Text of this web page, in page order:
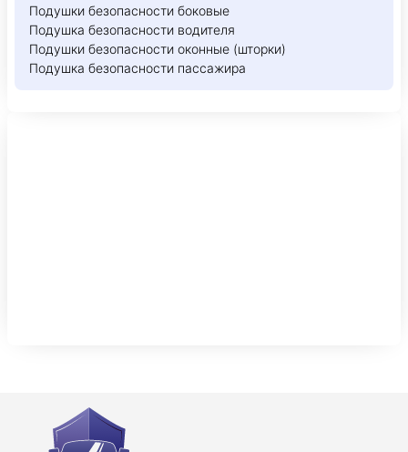
Подушки безопасности боковые
Подушка безопасности водителя
Подушки безопасности оконные (шторки)
Подушка безопасности пассажира